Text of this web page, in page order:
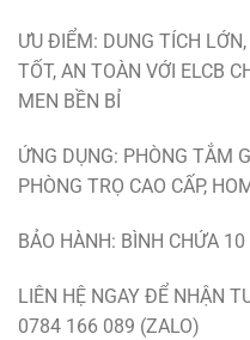
ƯU ĐIỂM: DUNG TÍCH
TỐT, AN TOÀN VỚI ELCB
MEN BỀN BỈ
ỨNG DỤNG: PHÒNG TẮM
PHÒNG TRỌ CAO CẤP,
BẢO HÀNH: BÌNH CHỨA
LIÊN HỆ NGAY ĐỂ NHẬN
0784 166 089 (ZALO)